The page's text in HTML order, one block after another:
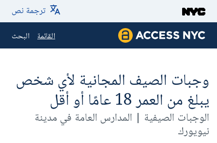
التخطي إلى المحتوى الرئيسي ترجمة نص
ACCESS NYC
القائمة البحث
وجبات الصيف المجانية لأي شخص
يبلغ من العمر 18 عامًا أو أقل
الوجبات الصيفية | المدارس العامة في مدينة
نيويورك